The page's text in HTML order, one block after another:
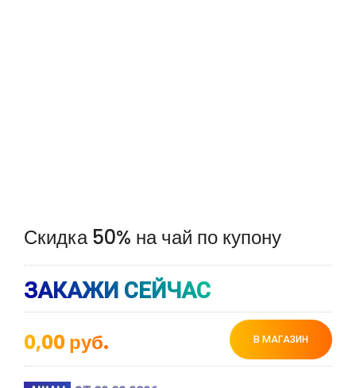
Скидка 50% на чай по купону
ЗАКАЖИ СЕЙЧАС
0,00руб. В МАГАЗИН